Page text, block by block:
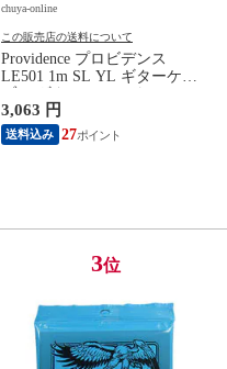
chuya-online
この販売店の送料について
Providence プロビデンス
LE501 1m SL YL ギターケー
3,063 円
送料込み 27
3位